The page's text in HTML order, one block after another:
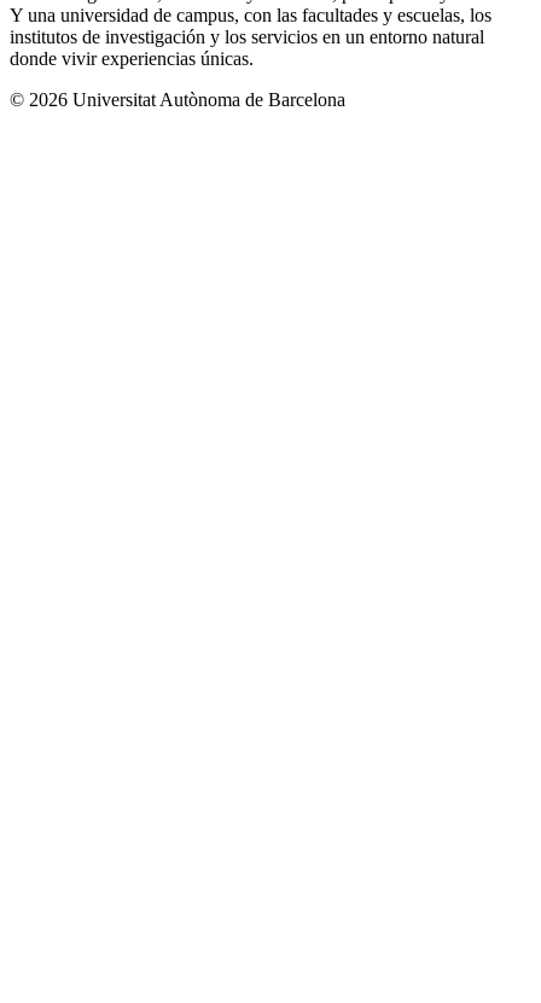
Y una universidad de campus, con las facultades y escuelas, los
institutos de investigación y los servicios en un entorno natural
donde vivir experiencias únicas.
© 2026 Universitat Autònoma de Barcelona